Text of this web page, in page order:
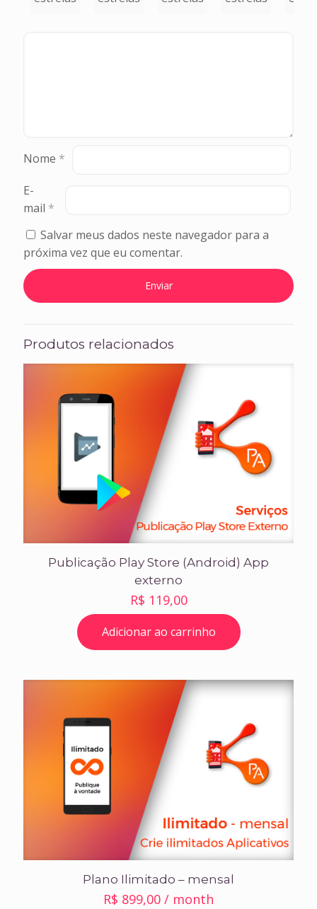
Nome *
E-
mail *
Salvar meus dados neste navegador para a
próxima vez que eu comentar.
Produtos relacionados
Publicação Play Store (Android) App
externo
R$ 119,00
Adicionar ao carrinho
Plano Ilimitado – mensal
R$ 899,00 / month